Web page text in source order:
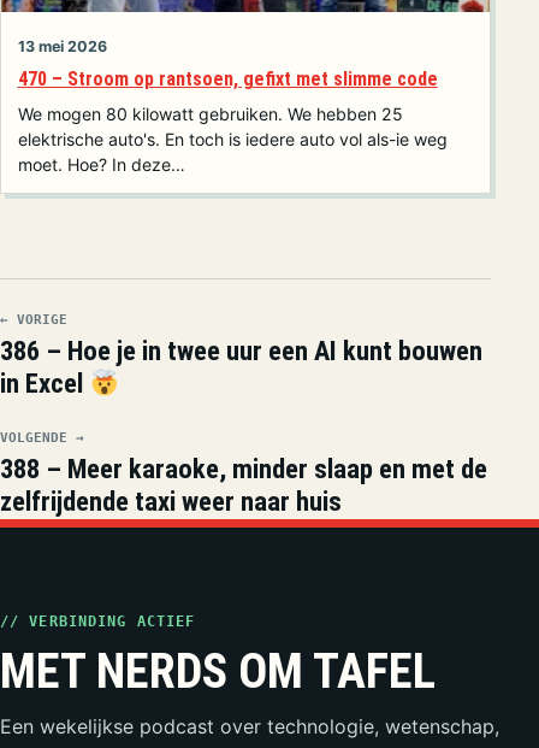
13 mei 2026
470 – Stroom op rantsoen, gefixt met slimme code
We mogen 80 kilowatt gebruiken. We hebben 25
elektrische auto's. En toch is iedere auto vol als-ie weg
moet. Hoe? In deze…
← VORIGE
386 – Hoe je in twee uur een AI kunt bouwen
in Excel
VOLGENDE →
388 – Meer karaoke, minder slaap en met de
zelfrijdende taxi weer naar huis
// VERBINDING ACTIEF
MET NERDS OM TAFEL
Een wekelijkse podcast over technologie, wetenschap,